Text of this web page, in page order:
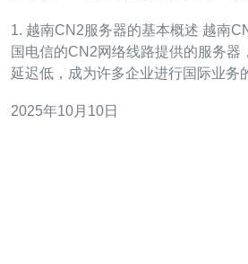
1. 越南CN2服务器的基本概述 越南CN2服务器是指通过中
国电信的CN2网络线路提供的服务器
延迟低，成为许多企业进行国际业务
更好的稳定性，适合需要快速响应的应用场
2025年10月10日